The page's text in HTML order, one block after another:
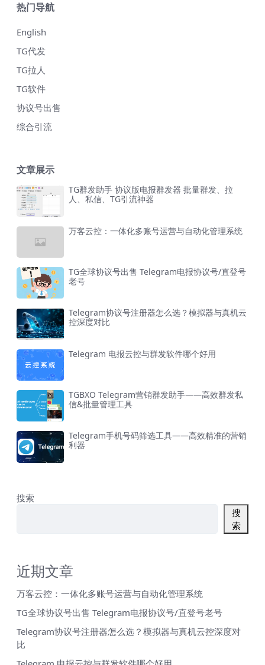
热门导航
English
TG代发
TG拉人
TG软件
协议号出售
综合引流
文章展示
TG群发助手 协议版电报群发器 批量群发、拉
人、私信、TG引流神器
万客云控：一体化多账号运营与自动化管理系统
TG全球协议号出售 Telegram电报协议号/直登号
老号
Telegram协议号注册器怎么选？模拟器与真机云
控深度对比
Telegram 电报云控与群发软件哪个好用
TGBXO Telegram营销群发助手——高效群发私
信&批量管理工具
Telegram手机号码筛选工具——高效精准的营销
利器
搜索
搜
索
近期文章
万客云控：一体化多账号运营与自动化管理系统
TG全球协议号出售 Telegram电报协议号/直登号老号
Telegram协议号注册器怎么选？模拟器与真机云控深度对
比